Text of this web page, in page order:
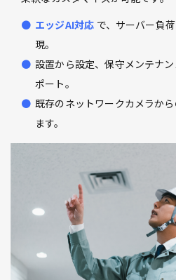
エッジAI対応 で、サーバー負
現。
設置から設定、保守メンテナ
ポート。
既存のネットワークカメラか
ます。